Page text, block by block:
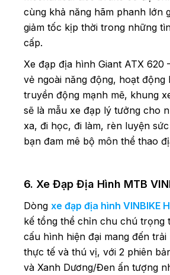
cùng khả năng hãm phanh lớn
giảm tốc kịp thời trong những
cấp.
Xe đạp địa hình Giant ATX 620
vẻ ngoài năng động, hoạt động
truyền động mạnh mẽ, khung
sẽ là mẫu xe đạp lý tưởng cho
xa, đi học, đi làm, rèn luyện
bạn đam mê bộ môn thể thao
6. Xe Đạp Địa Hình MTB
Dòng xe đạp địa hình VINBIKE
kế tổng thể chỉn chu chú trọng
cấu hình hiện đại mang đến trải
thực tế và thú vị, với 2 phiên
và Xanh Dương/Đen ấn tượng